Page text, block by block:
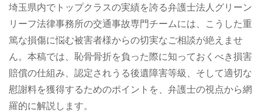
埼玉県内でトップクラスの実績を誇る弁護士法人グリーン
リーフ法律事務所の交通事故専門チームには、こうした重
篤な損傷に悩む被害者様からの切実なご相談が絶えませ
ん。本稿では、恥骨骨折を負った際に知っておくべき損害
賠償の仕組み、認定されうる後遺障害等級、そして適切な
慰謝料を獲得するためのポイントを、弁護士の視点から網
羅的に解説します。